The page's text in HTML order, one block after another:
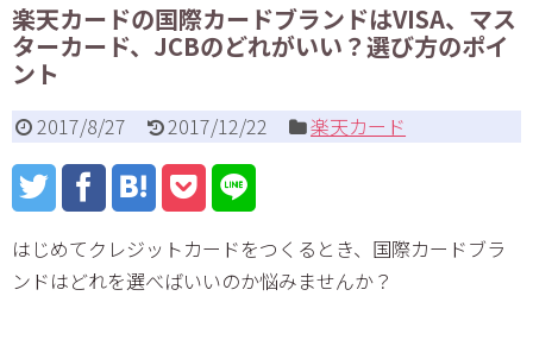
楽天カードの国際カードブランドはVISA、マス
ターカード、JCBのどれがいい？選び方のポイ
ント
2017/8/27 2017/12/22 楽天カード
はじめてクレジットカードをつくるとき、国際カードブラ
ンドはどれを選べばいいのか悩みませんか？